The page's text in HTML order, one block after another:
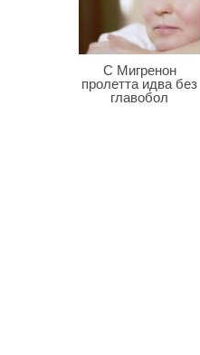
С Мигренон
пролетта идва без
главобол